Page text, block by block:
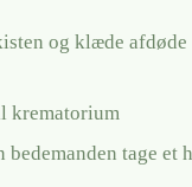
og klæde afdøde
krematorium
tage et